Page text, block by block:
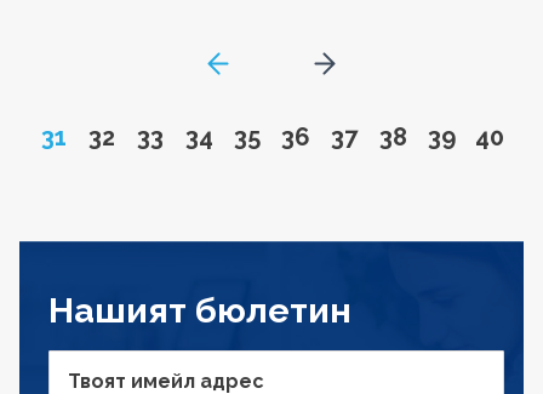
GoToPreviousPage
Page
31 Go to page
32 Go to page
33 Go to page
34 Go to page
35 Go to page
36 Go to page
37 Go to page
38 Go to
39 Go
40
Go to next page
Нашият бюлетин
Твоят имейл адрес